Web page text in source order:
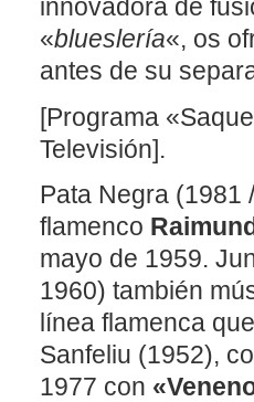
innovadora de
«blueslería«, os
antes de su
[Programa
Televisión].
Pata Negra (1981
flamenco
mayo de 1959.
1960) también
línea flamenca
Sanfeliu (1952),
1977 con